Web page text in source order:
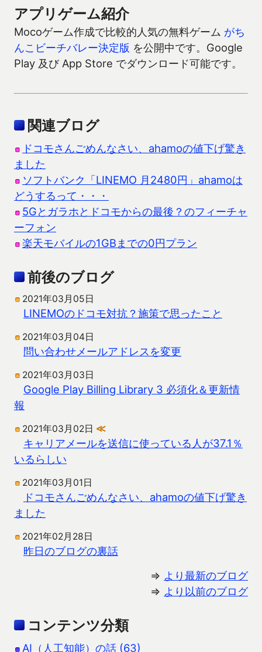
アプリゲーム紹介
Mocoゲーム作成で比較的人気の無料ゲーム がち
んこビーチバレー決定版 を公開中です。Google
Play 及び App Store でダウンロード可能です。
関連ブログ
ドコモさんごめんなさい、ahamoの値下げ驚き
ました
ソフトバンク「LINEMO 月2480円」ahamoは
どうするって・・・
5Gとガラホとドコモからの最後？のフィーチャ
ーフォン
楽天モバイルの1GBまでの0円プラン
前後のブログ
2021年03月05日
LINEMOのドコモ対抗？施策で思ったこと
2021年03月04日
問い合わせメールアドレスを変更
2021年03月03日
Google Play Billing Library 3 必須化＆更新情
報
2021年03月02日 ≪
キャリアメールを送信に使っている人が37.1％
いるらしい
2021年03月01日
ドコモさんごめんなさい、ahamoの値下げ驚き
ました
2021年02月28日
昨日のブログの裏話
⇒ より最新のブログ
⇒ より以前のブログ
コンテンツ分類
AI（人工知能）の話 (63)